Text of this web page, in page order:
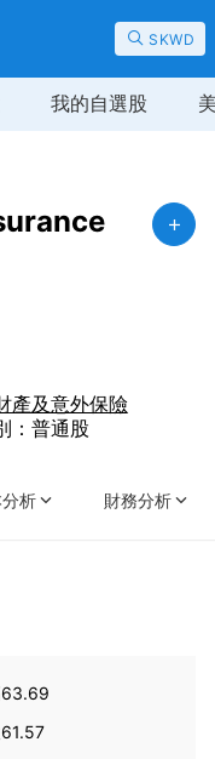
SKWD
我的自選股
產及意外保險
：普通股
析 財務分析
63.69
61.57